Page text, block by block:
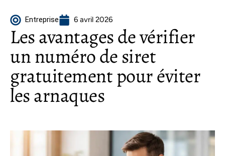
Entreprise 6 avril 2026
Les avantages de vérifier
un numéro de siret
gratuitement pour éviter
les arnaques